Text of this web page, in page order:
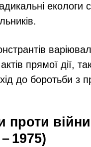
прямої дії,
до боротьби з
проти
1975)